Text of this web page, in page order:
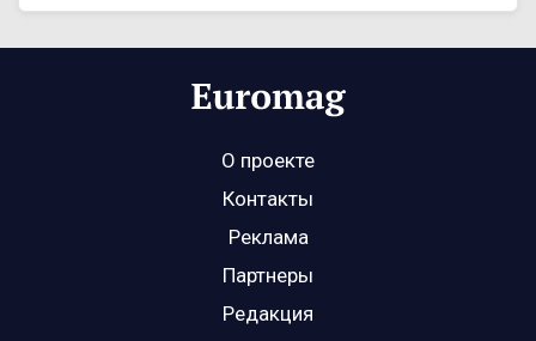
О проекте
Контакты
Реклама
Партнеры
Редакция